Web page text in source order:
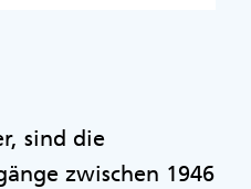
sind die
zwischen 1946